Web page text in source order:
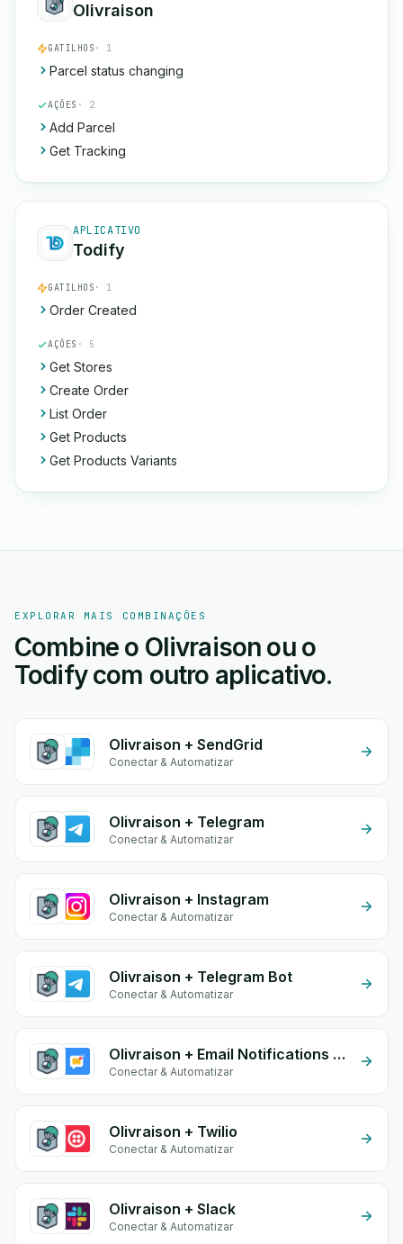
Olivraison
GATILHOS · 1
Parcel status changing
AÇÕES · 2
Add Parcel
Get Tracking
APLICATIVO
Todify
GATILHOS · 1
Order Created
AÇÕES · 5
Get Stores
Create Order
List Order
Get Products
Get Products Variants
EXPLORAR MAIS COMBINAÇÕES
Combine o Olivraison ou o
Todify com outro aplicativo.
Olivraison + SendGrid
Conectar & Automatizar
Olivraison + Telegram
Conectar & Automatizar
Olivraison + Instagram
Conectar & Automatizar
Olivraison + Telegram Bot
Conectar & Automatizar
Olivraison + Email Notifications by eGrow
Conectar & Automatizar
Olivraison + Twilio
Conectar & Automatizar
Olivraison + Slack
Conectar & Automatizar